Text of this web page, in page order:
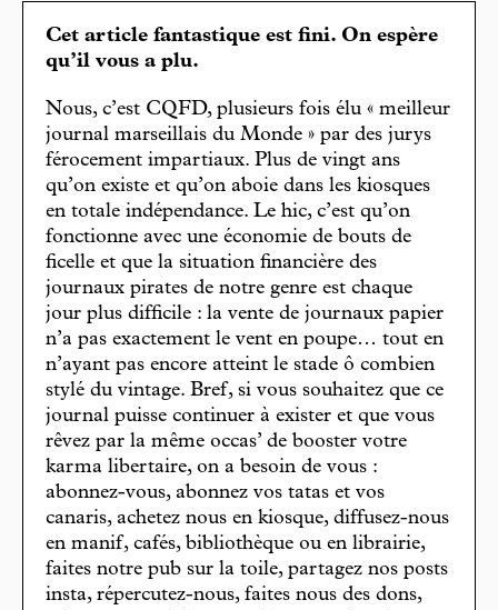
Cet article fantastique est fini. On espère
qu’il vous a plu.
Nous, c’est CQFD, plusieurs fois élu « meilleur
journal marseillais du Monde » par des jurys
férocement impartiaux. Plus de vingt ans
qu’on existe et qu’on aboie dans les kiosques
en totale indépendance. Le hic, c’est qu’on
fonctionne avec une économie de bouts de
ficelle et que la situation financière des
journaux pirates de notre genre est chaque
jour plus difficile : la vente de journaux papier
n’a pas exactement le vent en poupe… tout en
n’ayant pas encore atteint le stade ô combien
stylé du vintage. Bref, si vous souhaitez que ce
journal puisse continuer à exister et que vous
rêvez par la même occas’ de booster votre
karma libertaire, on a besoin de vous :
abonnez-vous, abonnez vos tatas et vos
canaris, achetez nous en kiosque, diffusez-nous
en manif, cafés, bibliothèque ou en librairie,
faites notre pub sur la toile, partagez nos posts
insta, répercutez-nous, faites nous des dons,